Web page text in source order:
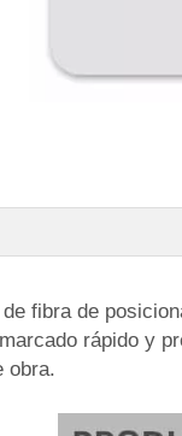
fibra de
rápido y
obra.